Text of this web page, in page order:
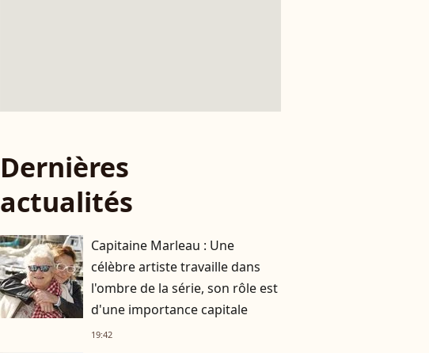
Dernières
actualités
Capitaine Marleau : Une
célèbre artiste travaille dans
l'ombre de la série, son rôle est
d'une importance capitale
19:42